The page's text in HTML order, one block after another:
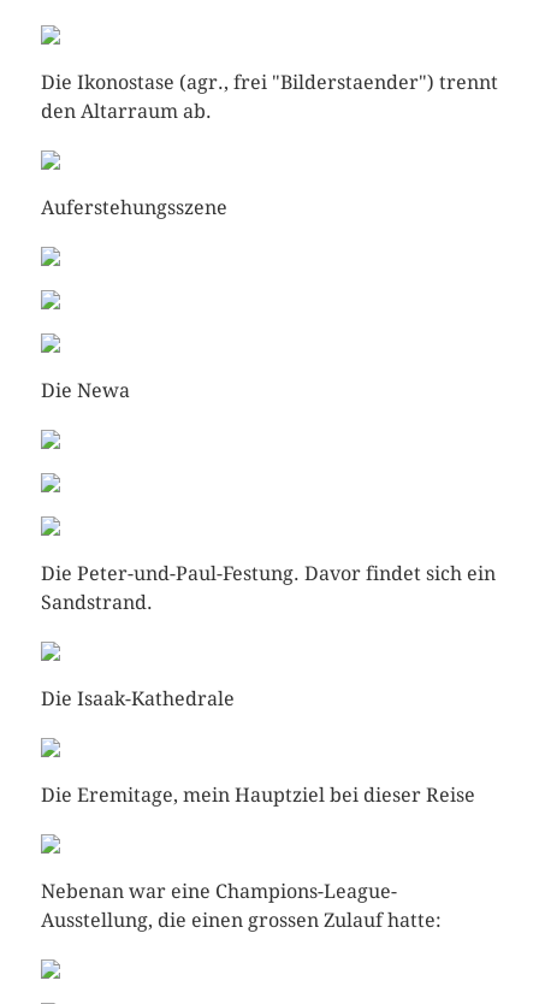
Die Ikonostase (agr., frei "Bilderstaender") trennt
den Altarraum ab.
Auferstehungsszene
Die Newa
Die Peter-und-Paul-Festung. Davor findet sich ein
Sandstrand.
Die Isaak-Kathedrale
Die Eremitage, mein Hauptziel bei dieser Reise
Nebenan war eine Champions-League-
Ausstellung, die einen grossen Zulauf hatte: